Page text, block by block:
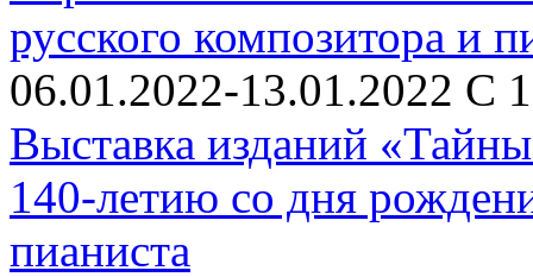
06.01.2022-13.01.2022 С
Выставка изданий
140-летию со дня
пианиста